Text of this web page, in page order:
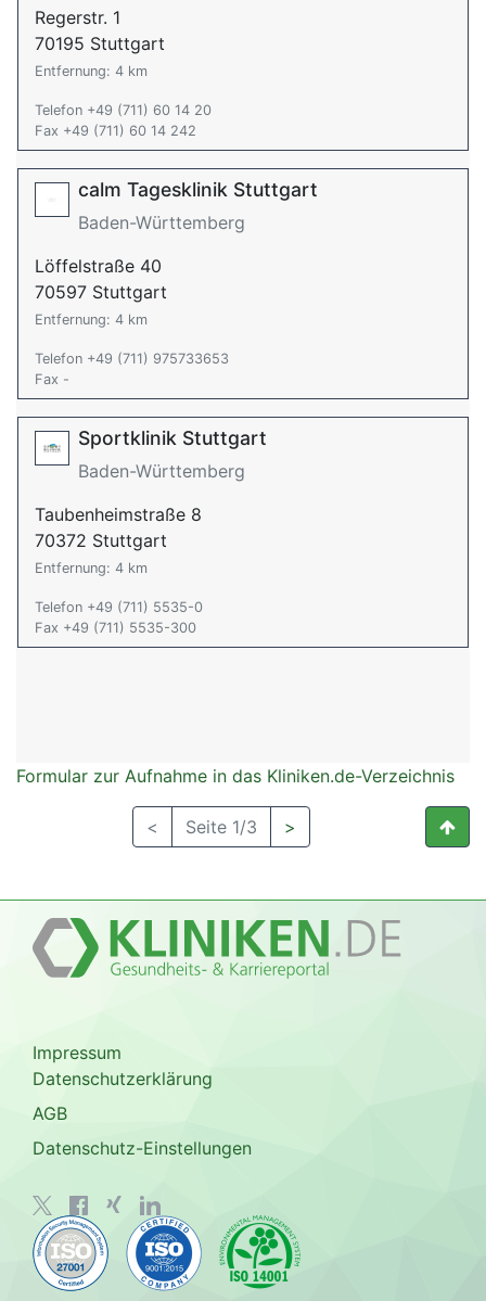
Regerstr. 1
70195 Stuttgart
Entfernung: 4 km
Telefon +49 (711) 60 14 20
Fax +49 (711) 60 14 242
calm Tagesklinik Stuttgart
Baden-Württemberg
Löffelstraße 40
70597 Stuttgart
Entfernung: 4 km
Telefon +49 (711) 975733653
Fax -
Sportklinik Stuttgart
Baden-Württemberg
Taubenheimstraße 8
70372 Stuttgart
Entfernung: 4 km
Telefon +49 (711) 5535-0
Fax +49 (711) 5535-300
Formular zur Aufnahme in das Kliniken.de-Verzeichnis
< Seite 1/3 >
Impressum
Datenschutzerklärung
AGB
Datenschutz-Einstellungen